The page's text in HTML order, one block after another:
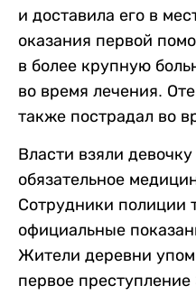
и доставила его в
оказания первой
в более крупную
во время лечения.
также пострадал во
Власти взяли
обязательное
Сотрудники полиции
официальные
Жители деревни
первое